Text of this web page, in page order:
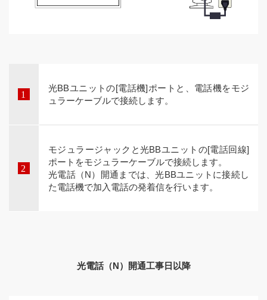
光BBユニットの[電話機]ポートと、電話機をモジ
ュラーケーブルで接続します。
モジュラージャックと光BBユニットの[電話回線]
ポートをモジュラーケーブルで接続します。
光電話（N）開通までは、光BBユニットに接続し
た電話機で加入電話の発着信を行います。
光電話（N）開通工事日以降